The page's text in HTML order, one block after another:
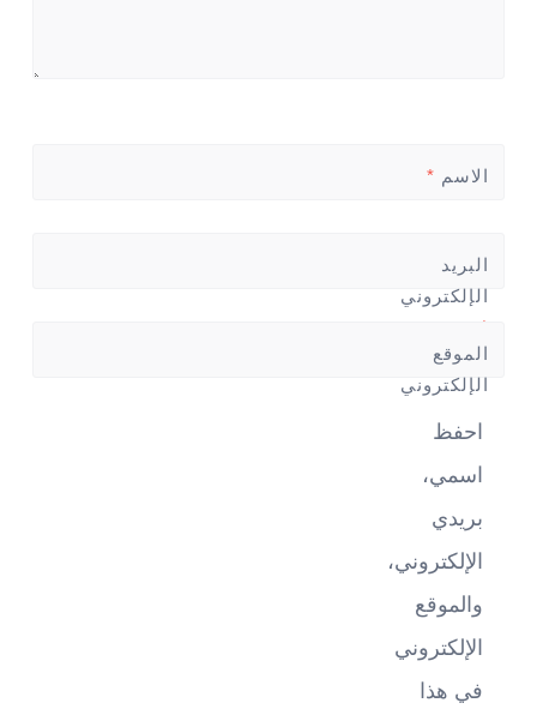
الاسم *
البريد
الإلكتروني
*
الموقع
الإلكتروني
احفظ
اسمي،
بريدي
الإلكتروني،
والموقع
الإلكتروني
في هذا